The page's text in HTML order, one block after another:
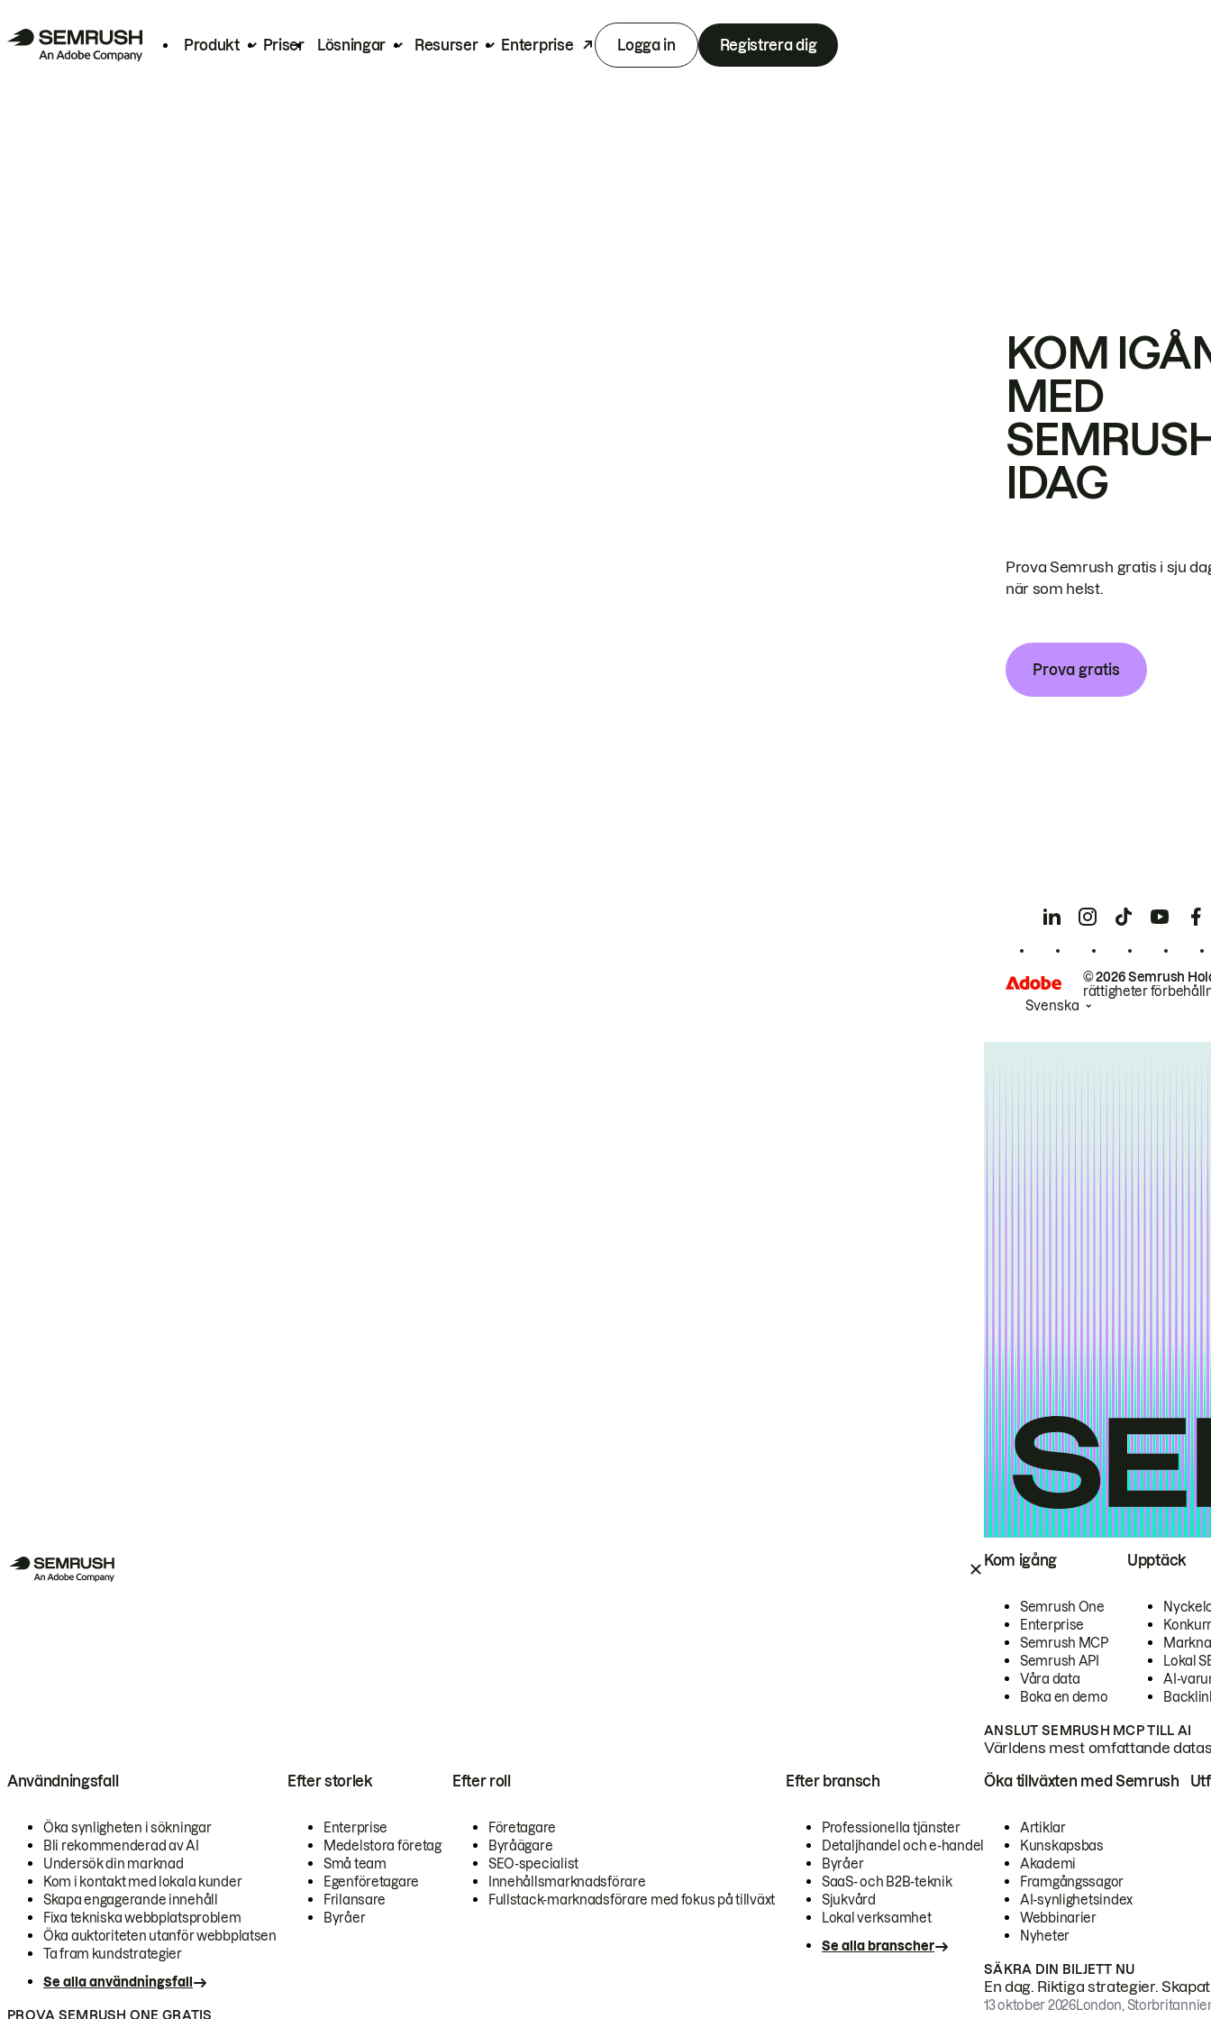
Produkt Priser Lösningar Resurser Enterprise Logga in Registrera dig
Kom igång
Semrush One
Enterprise
Semrush MCP
Semrush API
Våra data
Boka en demo
Upptäck
Lokal
AI-
ANSLUT SEMRUSH MCP TILL AI
Världens mest omfattande
Användningsfall
Öka synligheten i sökningar
Bli rekommenderad av AI
Undersök din marknad
Kom i kontakt med lokala kunder
Skapa engagerande innehåll
Fixa tekniska webbplatsproblem
Öka auktoriteten utanför webbplatsen
Ta fram kundstrategier
Se alla användningsfall
Efter storlek
Enterprise
Medelstora företag
Små team
Egenföretagare
Frilansare
Byråer
Efter roll
Företagare
Byråägare
SEO-specialist
Innehållsmarknadsförare
Fullstack-marknadsförare med fokus på tillväxt
Efter bransch
Professionella tjänster
Detaljhandel och e-handel
Byråer
SaaS- och B2B-teknik
Sjukvård
Lokal verksamhet
Se alla branscher
PROVA SEMRUSH ONE GRATIS
Öka tillväxten med Semrush
Artiklar
Kunskapsbas
Akademi
Framgångssagor
AI-synlighetsindex
Webbinarier
Nyheter
SÄKRA DIN BILJETT NU
En dag. Riktiga strategier.
13 oktober 2026London,
KOM
MED
IDAG
Prova Semrush gratis i sju
när som helst.
Prova gratis
© 2026 Semrush
rättigheter
Svenska